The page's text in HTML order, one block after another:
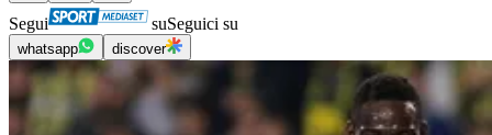
Segui suSeguici su
whatsapp discover